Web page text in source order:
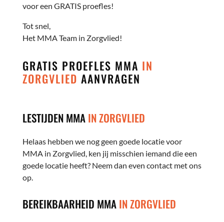
voor een GRATIS proefles!
Tot snel,
Het MMA Team in Zorgvlied!
GRATIS PROEFLES MMA IN
ZORGVLIED AANVRAGEN
LESTIJDEN MMAIN ZORGVLIED
Helaas hebben we nog geen goede locatie voor
MMA in Zorgvlied, ken jij misschien iemand die een
goede locatie heeft? Neem dan even contact met ons
op.
BEREIKBAARHEID MMAIN ZORGVLIED